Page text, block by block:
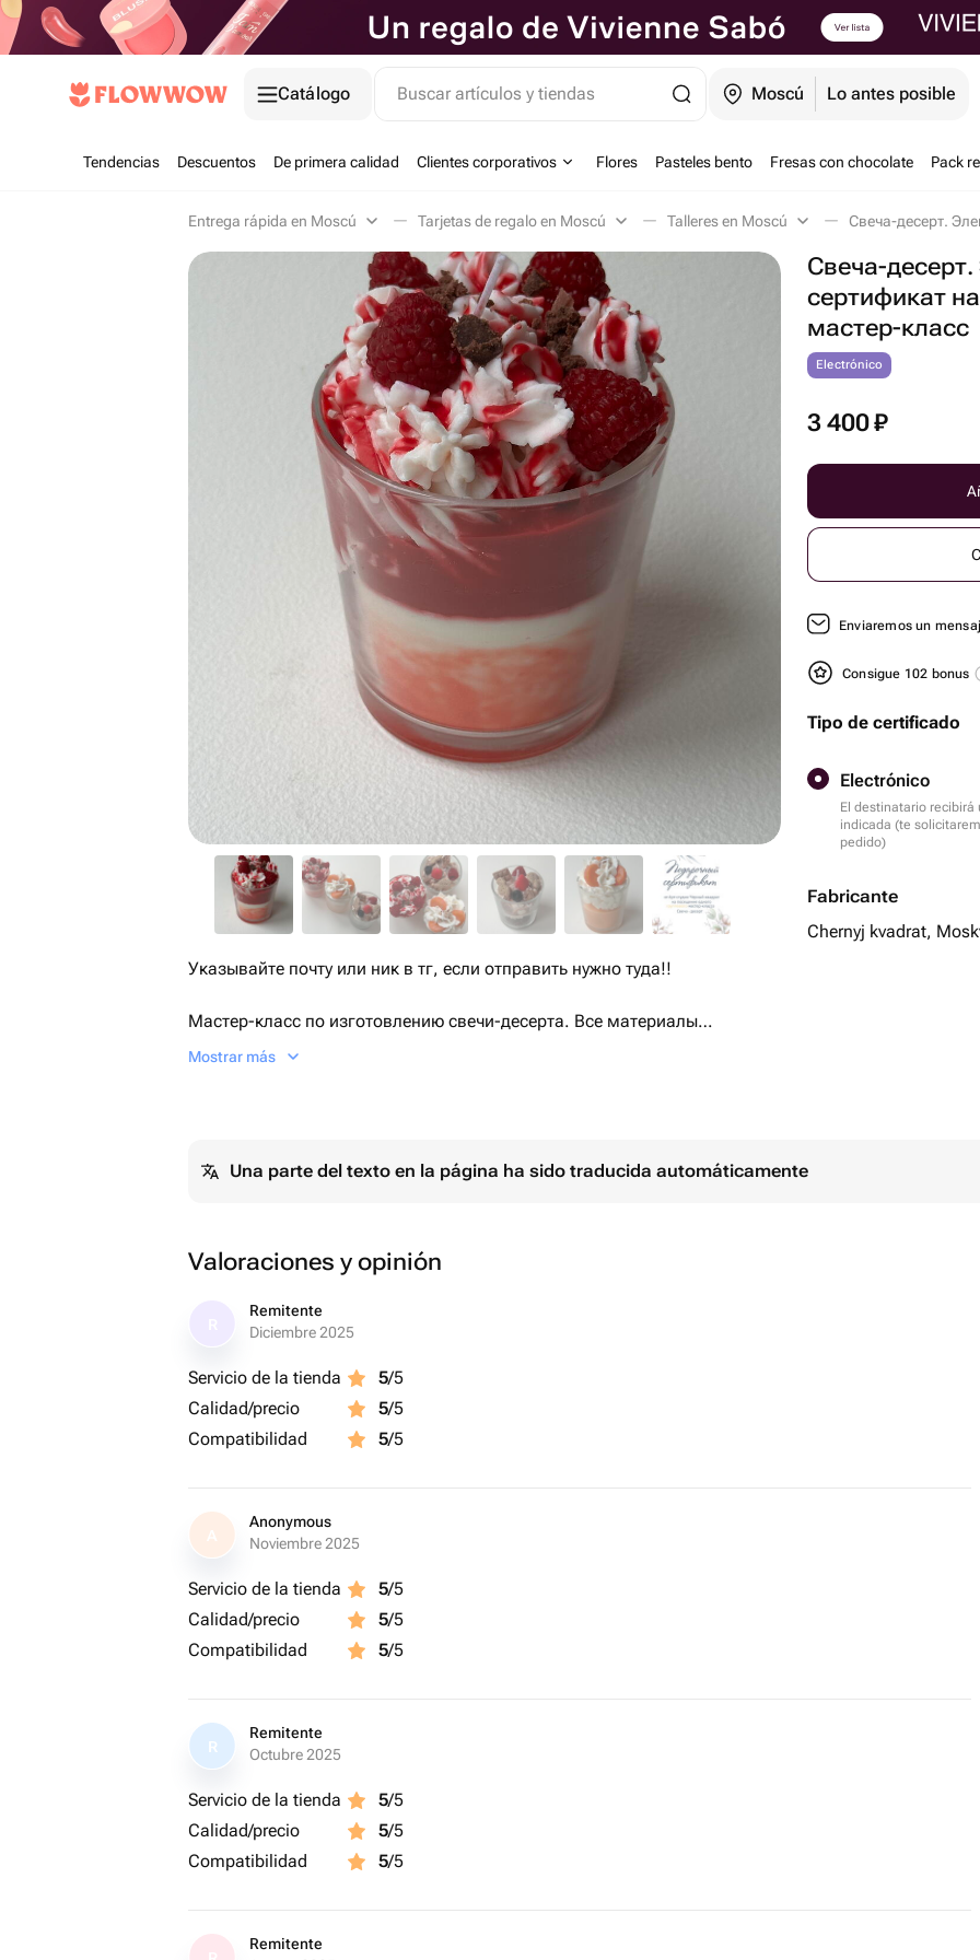
Catálogo Buscar artículos y tiendas Moscú Lo antes posible
Tendencias Descuentos De primera calidad Clientes corporativos Flores Pasteles bento Fresas con chocolate Pack
Entrega rápida en Moscú Tarjetas de regalo en Moscú Talleres en Moscú
Свеча-
сертификат
мастер-класс
Electrónico
3 400₽
Enviaremos un
Consigue 102 bonus
Tipo de certificado
Electrónico
El destinatario recibirá
indicada (te
pedido)
Fabricante
Chernyj kvadrat,
Указывайте почту или ник в тг, если отправить нужно туда!!
Мастер-класс по изготовлению свечи-десерта. Все материалы
включены! До 3х часов.
Mostrar más
Una parte del texto en la página ha sido traducida automáticamente
Valoraciones y opinión
Remitente
Diciembre 2025
Servicio de la tienda 5/5
Calidad/precio
5/5
Compatibilidad
5/5
A
Anonymous
Noviembre 2025
Servicio de la tienda 5/5
Calidad/precio
5/5
Compatibilidad
5/5
R
Remitente
Octubre 2025
Servicio de la tienda 5/5
Calidad/precio
5/5
Compatibilidad
5/5
Remitente